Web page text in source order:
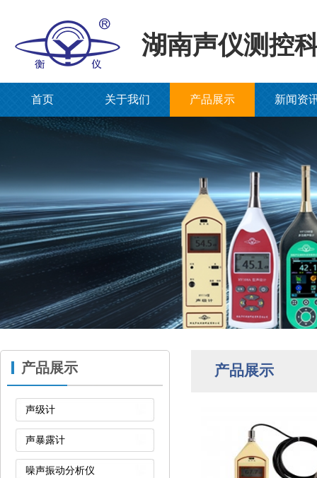
湖南声仪测控
首页 关于我们 产品展示 新闻资
产品展示
声级计
声暴露计
噪声振动分析仪
产品展示